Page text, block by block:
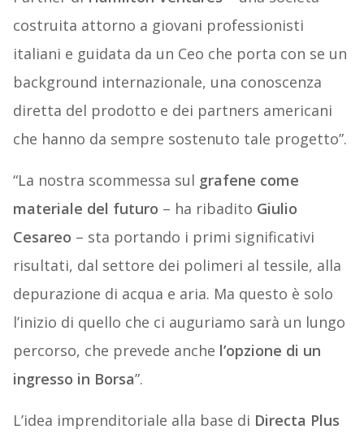
costruita attorno a giovani professionisti
italiani e guidata da un Ceo che porta con se un
background internazionale, una conoscenza
diretta del prodotto e dei partners americani
che hanno da sempre sostenuto tale progetto”.
“La nostra scommessa sul grafene come
materiale del futuro – ha ribadito Giulio
Cesareo – sta portando i primi significativi
risultati, dal settore dei polimeri al tessile, alla
depurazione di acqua e aria. Ma questo è solo
l’inizio di quello che ci auguriamo sarà un lungo
percorso, che prevede anche l’opzione di un
ingresso in Borsa”.
L’idea imprenditoriale alla base di Directa Plus